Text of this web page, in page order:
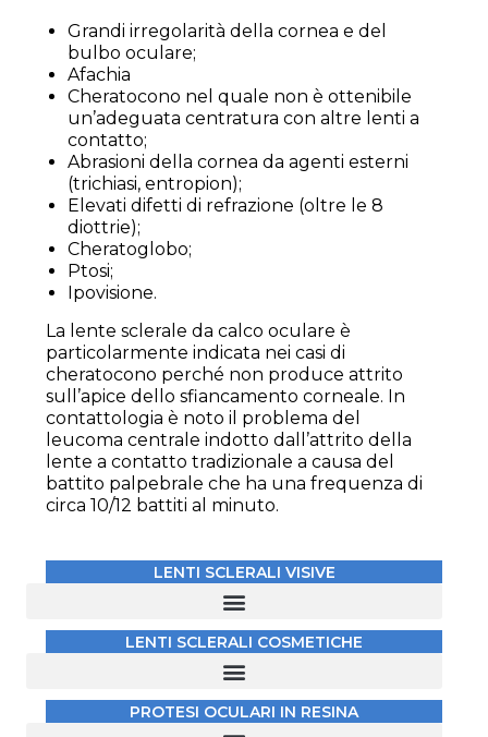
Grandi irregolarità della cornea e del
bulbo oculare;
Afachia
Cheratocono nel quale non è ottenibile
un’adeguata centratura con altre lenti a
contatto;
Abrasioni della cornea da agenti esterni
(trichiasi, entropion);
Elevati difetti di refrazione (oltre le 8
diottrie);
Cheratoglobo;
Ptosi;
Ipovisione.
La lente sclerale da calco oculare è
particolarmente indicata nei casi di
cheratocono perché non produce attrito
sull’apice dello sfiancamento corneale. In
contattologia è noto il problema del
leucoma centrale indotto dall’attrito della
lente a contatto tradizionale a causa del
battito palpebrale che ha una frequenza di
circa 10/12 battiti al minuto.
LENTI SCLERALI VISIVE
LENTI SCLERALI COSMETICHE
PROTESI OCULARI IN RESINA